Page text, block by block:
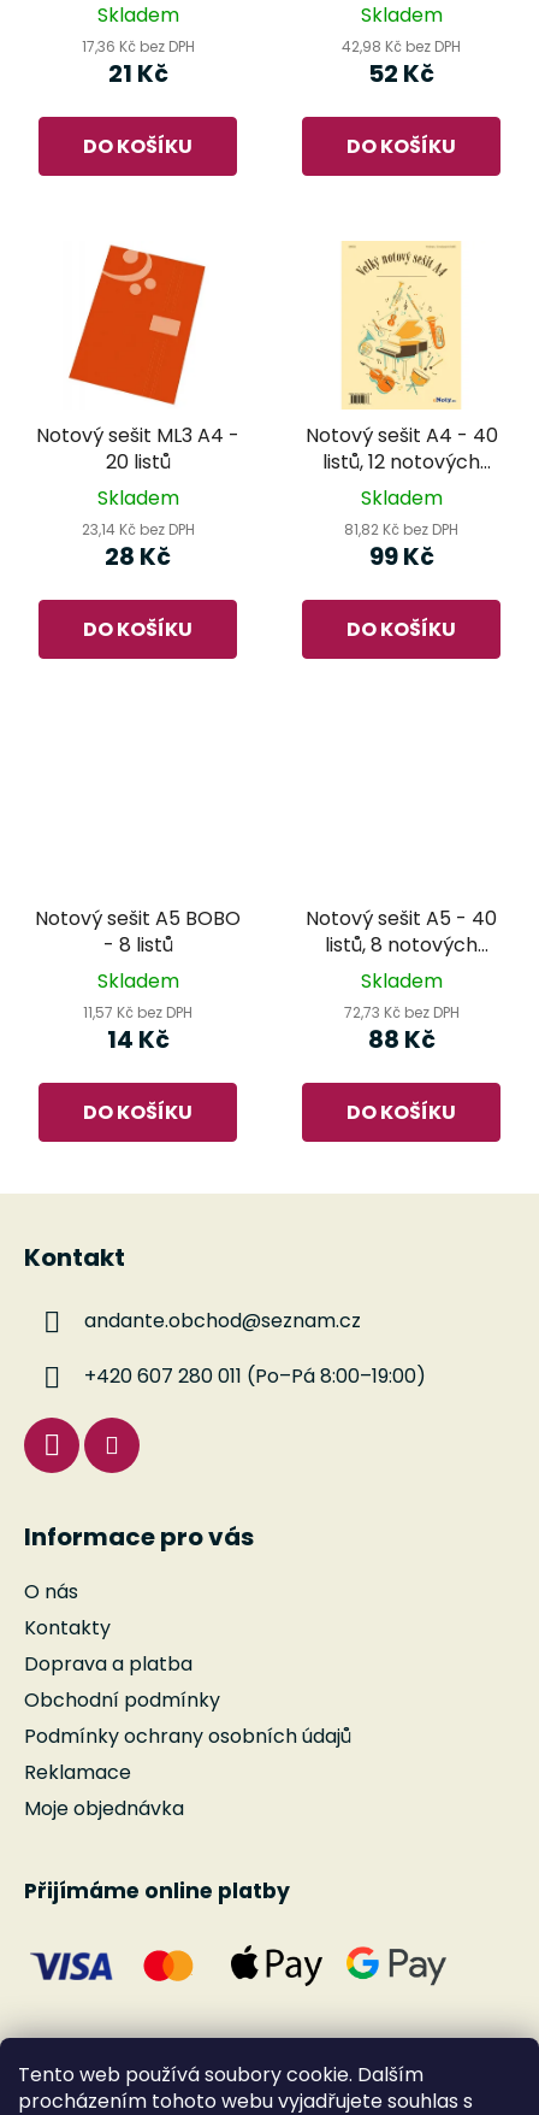
Tento web používá soubory cookie. Dalším
procházením tohoto webu vyjadřujete souhlas s
Skladem
17,36 Kč bez DPH
21 Kč
DO KOŠÍKU
Skladem
42,98 Kč bez DPH
52 Kč
DO KOŠÍKU
Notový sešit ML3 A4 -
20 listů
Skladem
23,14 Kč bez DPH
28 Kč
DO KOŠÍKU
Notový sešit A4 - 40
listů, 12 notových
řádků
Skladem
81,82 Kč bez DPH
99 Kč
DO KOŠÍKU
Notový sešit A5 BOBO
- 8 listů
Skladem
11,57 Kč bez DPH
14 Kč
DO KOŠÍKU
Notový sešit A5 - 40
listů, 8 notových
řádků
Skladem
72,73 Kč bez DPH
88 Kč
DO KOŠÍKU
Kontakt
andante.obchod@seznam.cz
+420 607 280 011 (Po–Pá 8:00–19:00)
Informace pro vás
O nás
Kontakty
Doprava a platba
Obchodní podmínky
Podmínky ochrany osobních údajů
Reklamace
Moje objednávka
Přijímáme online platby